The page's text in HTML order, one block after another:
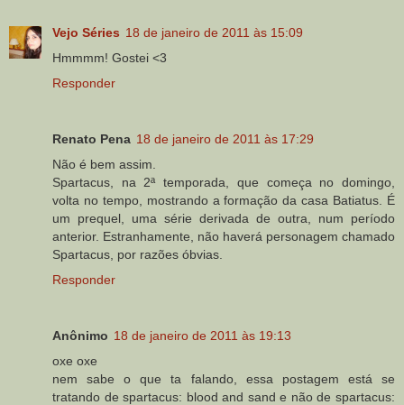
Vejo Séries 18 de janeiro de 2011 às 15:09
Hmmmm! Gostei <3
Responder
Renato Pena 18 de janeiro de 2011 às 17:29
Não é bem assim.
Spartacus, na 2ª temporada, que começa no domingo,
volta no tempo, mostrando a formação da casa Batiatus. É
um prequel, uma série derivada de outra, num período
anterior. Estranhamente, não haverá personagem chamado
Spartacus, por razões óbvias.
Responder
Anônimo 18 de janeiro de 2011 às 19:13
oxe oxe
nem sabe o que ta falando, essa postagem está se
tratando de spartacus: blood and sand e não de spartacus: